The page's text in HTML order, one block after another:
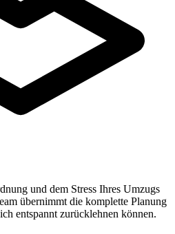
und dem Stress Ihres Umzugs
übernimmt die komplette Planung
entspannt zurücklehnen können.